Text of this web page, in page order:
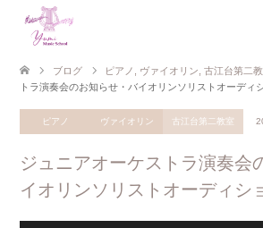
ブログ ピアノ ヴァイオリン 古江台第二
トラ演奏会のお知らせ・バイオリンソリストオーディ
ピアノ ヴァイオリン 古江台第二教室
ジュニアオーケストラ演奏会
イオリンソリストオーディシ